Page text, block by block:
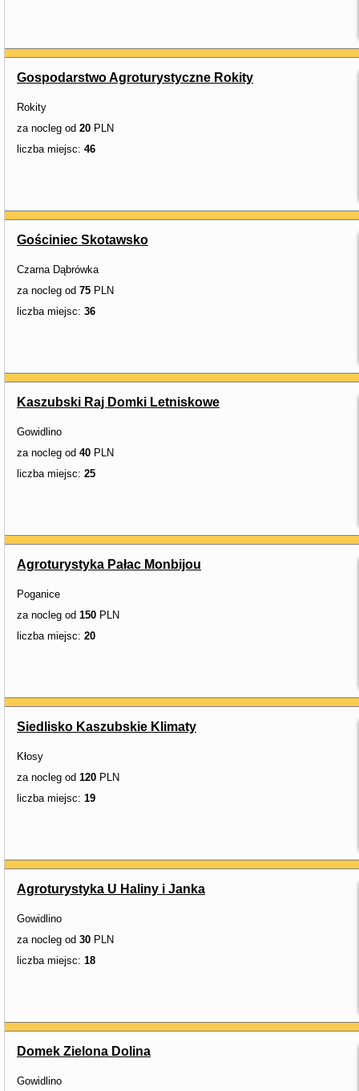
Gospodarstwo Agroturystyczne Rokity
Rokity
za nocleg od 20 PLN
liczba miejsc: 46
Gościniec Skotawsko
Czarna Dąbrówka
za nocleg od 75 PLN
liczba miejsc: 36
Kaszubski Raj Domki Letniskowe
Gowidlino
za nocleg od 40 PLN
liczba miejsc: 25
Agroturystyka Pałac Monbijou
Poganice
za nocleg od 150 PLN
liczba miejsc: 20
Siedlisko Kaszubskie Klimaty
Kłosy
za nocleg od 120 PLN
liczba miejsc: 19
Agroturystyka U Haliny i Janka
Gowidlino
za nocleg od 30 PLN
liczba miejsc: 18
Domek Zielona Dolina
Gowidlino